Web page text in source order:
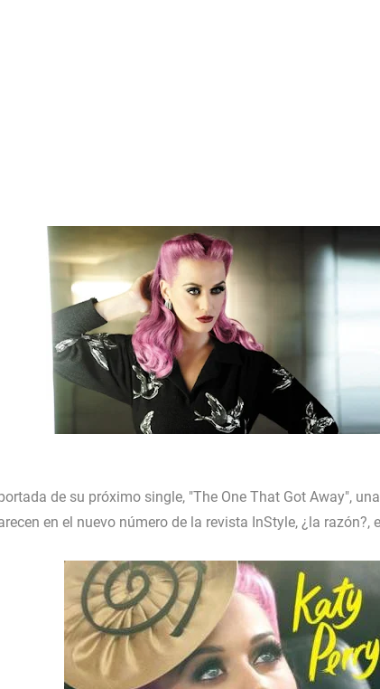
de su próximo single, "The One That Got Away",
en el nuevo número de la revista InStyle, ¿la razón?,